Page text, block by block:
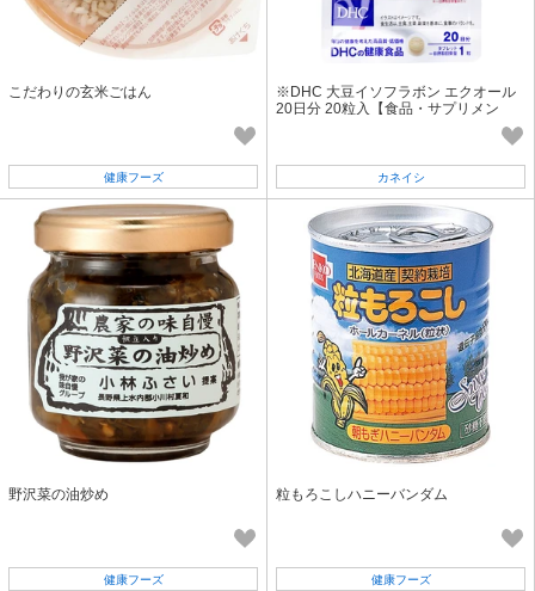
こだわりの玄米ごはん
健康フーズ
※DHC 大豆イソフラボン エクオール
20日分 20粒入【食品・サプリメン
カネイシ
野沢菜の油炒め
健康フーズ
粒もろこしハニーバンダム
健康フーズ